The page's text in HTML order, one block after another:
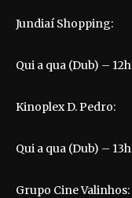
Jundiaí Shopping:
Qui a qua (Dub) –
Kinoplex D. Pedro:
Qui a qua (Dub) –
Grupo Cine Valinhos: